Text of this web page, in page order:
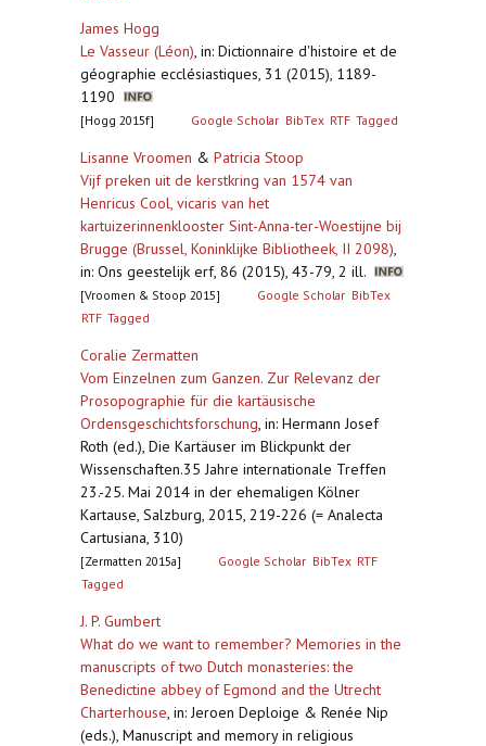
James Hogg
Le Vasseur (Léon), in: Dictionnaire d'histoire et de
géographie ecclésiastiques, 31 (2015), 1189-
1190
[Hogg 2015f] Google Scholar BibTex RTF Tagged
Lisanne Vroomen & Patricia Stoop
Vijf preken uit de kerstkring van 1574 van
Henricus Cool, vicaris van het
kartuizerinnenklooster Sint-Anna-ter-Woestijne bij
Brugge (Brussel, Koninklijke Bibliotheek, II 2098),
in: Ons geestelijk erf, 86 (2015), 43-79, 2 ill.
[Vroomen & Stoop 2015] Google Scholar BibTex
RTF Tagged
Coralie Zermatten
Vom Einzelnen zum Ganzen. Zur Relevanz der
Prosopographie für die kartäusische
Ordensgeschichtsforschung, in: Hermann Josef
Roth (ed.), Die Kartäuser im Blickpunkt der
Wissenschaften.35 Jahre internationale Treffen
23.-25. Mai 2014 in der ehemaligen Kölner
Kartause, Salzburg, 2015, 219-226 (= Analecta
Cartusiana, 310)
[Zermatten 2015a] Google Scholar BibTex RTF
Tagged
J. P. Gumbert
What do we want to remember? Memories in the
manuscripts of two Dutch monasteries: the
Benedictine abbey of Egmond and the Utrecht
Charterhouse, in: Jeroen Deploige & Renée Nip
(eds.), Manuscript and memory in religious